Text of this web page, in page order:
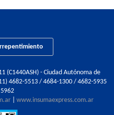
(C1440ASH) - Ciudad Autónoma de
4682-5513 / 4684-1300 / 4682-5935
| www.insumaexpress.com.ar